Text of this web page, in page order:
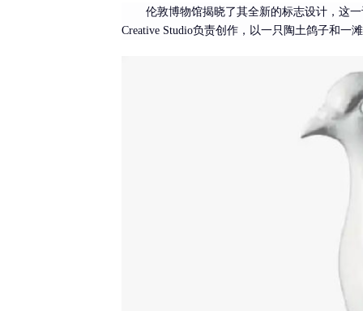
伦敦博物馆揭晓了其全新的标志设计，这
Creative Studio负责创作，以一只陶土鸽子和一